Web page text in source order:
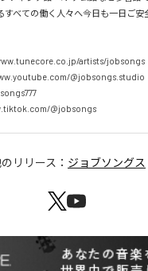
すべての働く人々へ今日も一日ご安
artists/jobsongs
@jobsongs.studio
@jobsongs
リリース： ジョブソングス